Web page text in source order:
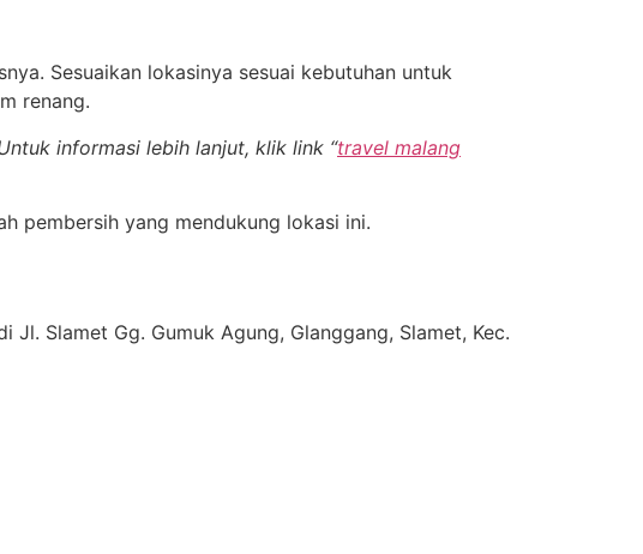
Sesuaikan lokasinya sesuai kebutuhan untuk
renang.
informasi lebih lanjut, klik link “travel malang
pembersih yang mendukung lokasi ini.
Slamet Gg. Gumuk Agung, Glanggang, Slamet, Kec.